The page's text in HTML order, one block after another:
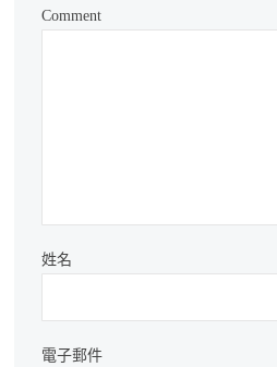
Comment
姓名
電子郵件